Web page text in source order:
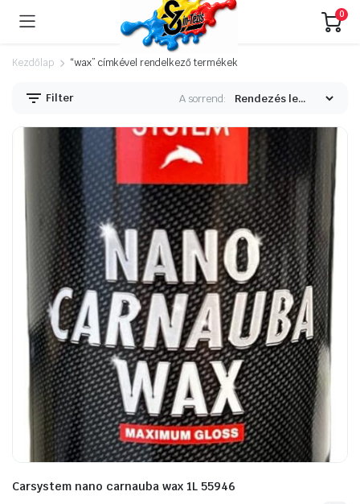
0
Kezdőlap “wax” címkével rendelkező termékek
Filter A sorrend:
Carsystem nano carnauba wax 1L 55946